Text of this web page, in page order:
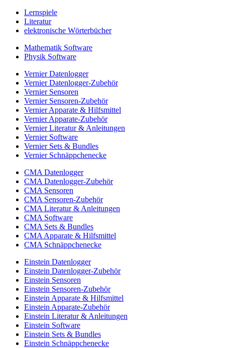
Lernspiele
Literatur
elektronische Wörterbücher
Mathematik Software
Physik Software
Vernier Datenlogger
Vernier Datenlogger-Zubehör
Vernier Sensoren
Vernier Sensoren-Zubehör
Vernier Apparate & Hilfsmittel
Vernier Apparate-Zubehör
Vernier Literatur & Anleitungen
Vernier Software
Vernier Sets & Bundles
Vernier Schnäppchenecke
CMA Datenlogger
CMA Datenlogger-Zubehör
CMA Sensoren
CMA Sensoren-Zubehör
CMA Literatur & Anleitungen
CMA Software
CMA Sets & Bundles
CMA Apparate & Hilfsmittel
CMA Schnäppchenecke
Einstein Datenlogger
Einstein Datenlogger-Zubehör
Einstein Sensoren
Einstein Sensoren-Zubehör
Einstein Apparate & Hilfsmittel
Einstein Apparate-Zubehör
Einstein Literatur & Anleitungen
Einstein Software
Einstein Sets & Bundles
Einstein Schnäppchenecke